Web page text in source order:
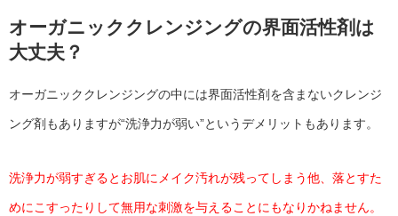
オーガニッククレンジングの界面活性剤は
大丈夫？
オーガニッククレンジングの中には界面活性剤を含まないクレンジ
ング剤もありますが“洗浄力が弱い”というデメリットもあります。
洗浄力が弱すぎるとお肌にメイク汚れが残ってしまう他、落とすた
めにこすったりして無用な刺激を与えることにもなりかねません。